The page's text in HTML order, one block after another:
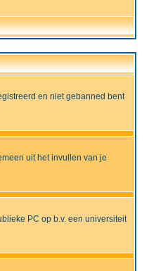
en niet gebanned bent
uit het invullen van je
PC op b.v. een universiteit